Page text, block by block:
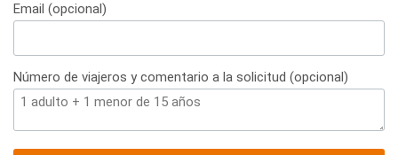
Email (opcional)
Número de viajeros y comentario a la solicitud (opcional)